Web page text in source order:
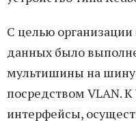
С целью
данных было
мультишины на шину
посредством VLAN.
интерфейсы,